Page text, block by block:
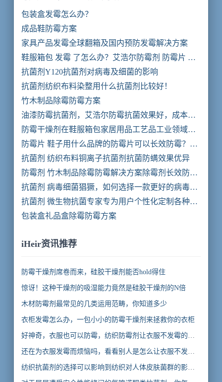
包装盒发霉怎么办？
成品鞋防霉方案
家具产品发霉全球翻箱及国内预防发霉解决方案
鞋服箱包 发霉 了怎么办？艾浩尔防霉剂 防霉片 让
你的商品不再霉变。安全到达！
抗菌剂Y120抗菌剂对病毒及细菌的影响
抗菌剂纺织布料染整用什么抗菌剂比较好！
竹木制品除霉防霉方案
油漆防霉抗菌剂，艾浩尔防霉抗菌效果好，成本
低，符合欧美环保国际标准
防霉干燥剂在鞋服箱包家居用品工艺品工业领域的
研究与应用。
防霉片 鞋子用什么品牌的防霉片可以长效防霉？艾
浩尔强效防霉片只需一片轻松持续防霉365天。
抗菌剂 纺织布料铜离子抗菌剂抗菌防螨效果优异
防霉剂 竹木制品除霉防霉解决方案除霉剂长效防霉
剂
抗菌剂 病毒细菌猖獗，如何选择一款更好的病毒抗
菌剂产品。
抗菌剂 微生物抗菌专家专为用户个性化定制各种类
型抗菌剂
包装盒礼品盒除霉防霉方案
iHeir资讯推荐
防霉干燥剂席卷而来，硅胶干燥剂能否hold得住
惊讶！这种干燥剂的吸湿能力竟然是硅胶干燥剂的N倍
木材防霉剂最常见的几类运用范畴，你知道多少
衣柜发霉怎么办，一包小小的防霉干燥剂来拯救你的衣柜
好神奇，衣服也可以防霉，纺织防霉剂让衣服不发霉的秘
密
还在为衣服发霉而烦恼吗，看看别人是怎么让衣服不发霉
的
纺织抗菌剂的选择可以影响到纺织对人体皮肤菌群的影
响，你知道吗